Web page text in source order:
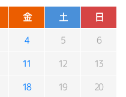
金 土 日
4 5 6
11 12 13
18 19 20